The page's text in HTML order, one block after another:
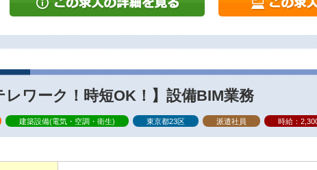
レワーク！時短OK！】設備BIM業務
建築設備(電気・空調・衛生) 東京都23区 派遣社員 時給：